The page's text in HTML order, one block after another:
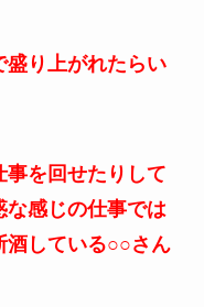
盛り上がれたらい
事を回せたりして
な感じの仕事では
酒している○○さん